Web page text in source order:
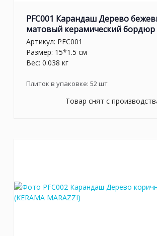
PFC001 Карандаш Дерево
матовый керамический бордюр
Артикул: PFC001
Размер: 15*1.5 см
Вес: 0.038 кг
Плиток в упаковке: 52шт
Товар снят с